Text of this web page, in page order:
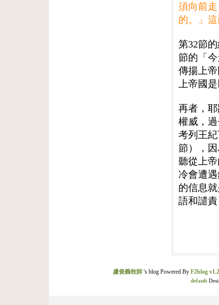
須向前
的。」
第32節
節的「
傳揚上
上帝國
再者，
權威，
考列王
節），
聽從上
冷會遭
的信息
語和譴
盧俊義牧師's blog Powered By F2blog
default